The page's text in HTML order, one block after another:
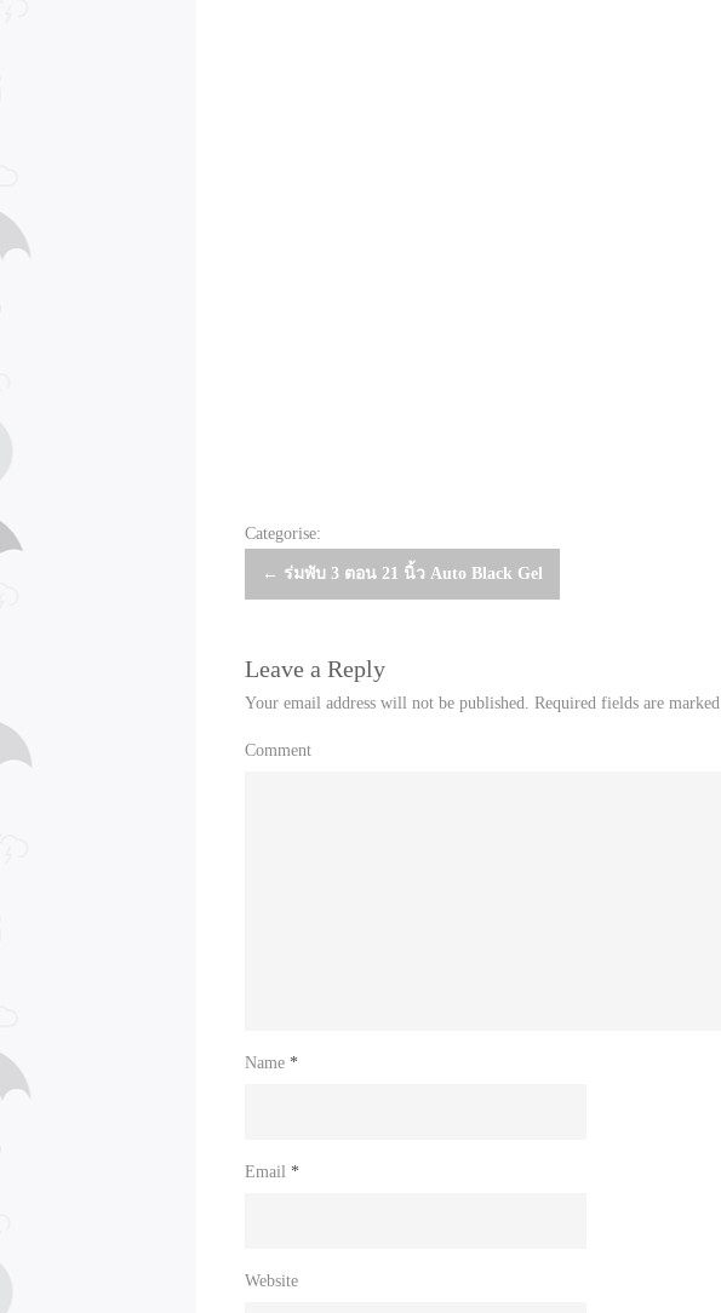
Categorise:
Post
← ร่มพับ 3 ตอน 21 นิ้ว Auto Black Gel
Leave a Reply
Your email address will not be published. Required fields are marked
Comment
Name *
Email *
Website